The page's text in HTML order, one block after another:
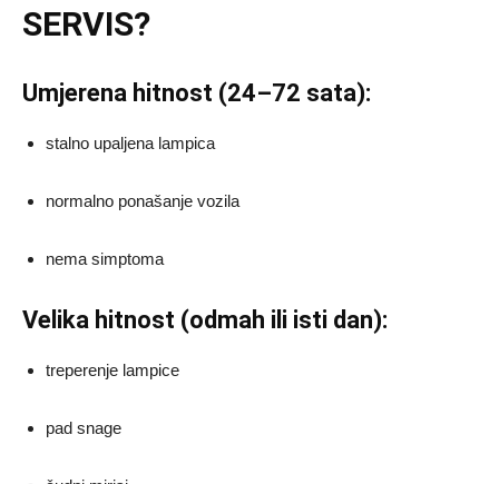
SERVIS?
Umjerena hitnost (24–72 sata):
stalno upaljena lampica
normalno ponašanje vozila
nema simptoma
Velika hitnost (odmah ili isti dan):
treperenje lampice
pad snage